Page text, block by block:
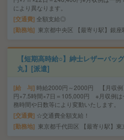
により異なります。
交通費 全額支給◎
勤務地 東京都中央区 【最寄り駅】銀座
【短期高時給○】紳士レザーバッ
丸】[派遣]
給 与 時給2000円～2000円 【月収例
円×7.5時間×7日＝105,000円 ※月収例は
務時間や日数等により変動いたします。
交通費 ☆交通費全額支給！
勤務地 東京都千代田区 【最寄り駅】東